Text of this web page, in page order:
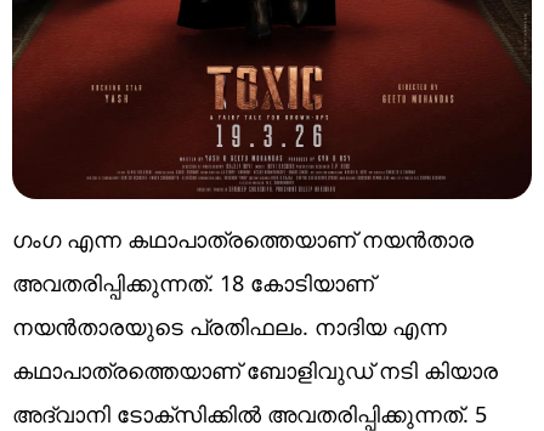
ഗംഗ എന്ന കഥാപാത്രത്തെയാണ് നയൻതാര
അവതരിപ്പിക്കുന്നത്. 18 കോടിയാണ്
നയൻതാരയുടെ പ്രതിഫലം. നാദിയ എന്ന
കഥാപാത്രത്തെയാണ് ബോളിവുഡ് നടി കിയാര
അദ്വാനി ടോക്സിക്കില്‍ അവതരിപ്പിക്കുന്നത്. 5